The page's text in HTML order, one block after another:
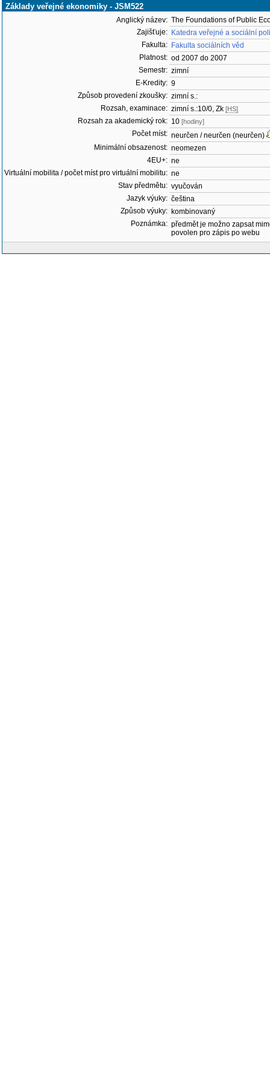
Základy veřejné ekonomiky - JSM522
Anglický název: The Foundations of Public
Zajišťuje: Katedra veřejné a sociální
Fakulta: Fakulta sociálních věd
Platnost: od 2007 do 2007
Semestr: zimní
E-Kredity: 9
Způsob provedení zkoušky: zimní s.:
Rozsah, examinace: zimní s.:10/0, Zk [HS]
Rozsah za akademický rok: 10 [hodiny]
Počet míst: neurčen / neurčen (neurčen)
Minimální obsazenost: neomezen
4EU+: ne
Virtuální mobilita / počet míst pro virtuální mobilitu: ne
Stav předmětu: vyučován
Jazyk výuky: čeština
Způsob výuky: kombinovaný
Poznámka: předmět je možno zapsat
povolen pro zápis po webu